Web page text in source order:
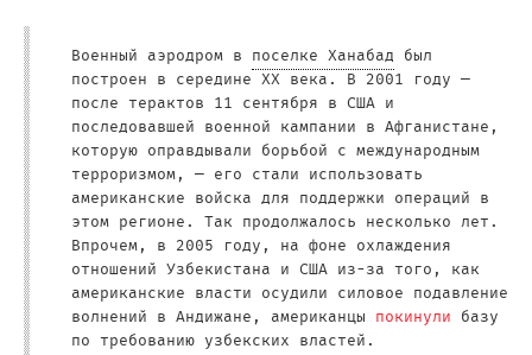
Военный аэродром в поселке Ханабад был
построен в середине ХХ века. В 2001 году —
после терактов 11 сентября в США и
последовавшей военной кампании в Афганистане,
которую оправдывали борьбой с международным
терроризмом, — его стали использовать
американские войска для поддержки операций в
этом регионе. Так продолжалось несколько лет.
Впрочем, в 2005 году, на фоне охлаждения
отношений Узбекистана и США из-за того, как
американские власти осудили силовое подавление
волнений в Андижане, американцы покинули базу
по требованию узбекских властей.